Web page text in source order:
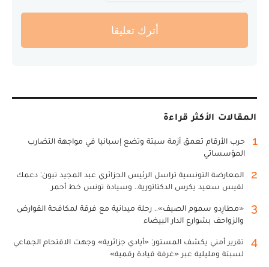
أترك تعليقا
المقالات الأكثر قراءة
1
حرب الأرقام تعمق أزمة سبتة وتضع إسبانيا في مواجهة التضارب
المؤسساتي
2
المعارضة التونسية تراسل الرئيس الجزائري عبد المجيد تبون: دعمك
لقيس سعيد يكرس الدكتاتورية.. وسيادة تونس خط أحمر
3
«مطارِدو سموم الصيف».. رحلة ميدانية مع فرقة لمكافحة القوارض
والزواحف بشوارع الدار البيضاء
4
تقرير أمني يكشف المستور: «أيادي جزائرية» وجهت الاقتحام الجماعي
لسبتة ومليلية عبر «غرفة قيادة رقمية»